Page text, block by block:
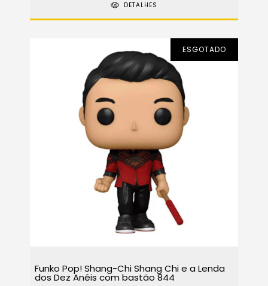
DETALHES
ESGOTADO
Funko Pop! Shang-Chi Shang Chi e a Lenda
dos Dez Anéis com bastão 844